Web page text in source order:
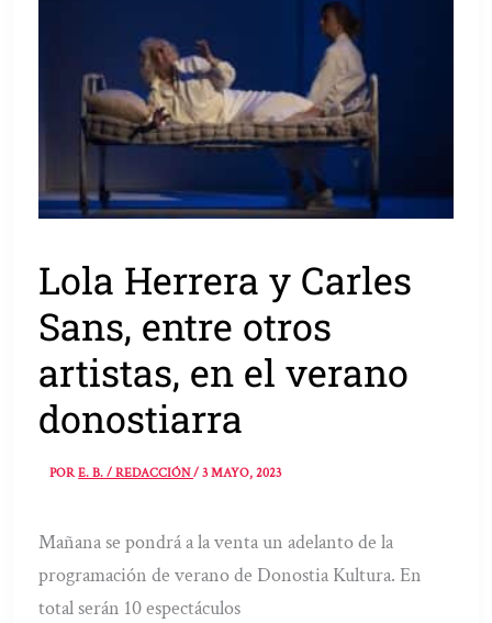
Lola Herrera y Carles
Sans, entre otros
artistas, en el verano
donostiarra
PORE. B. / REDACCIÓN/3 MAYO, 2023
Mañana se pondrá a la venta un adelanto de la
programación de verano de Donostia Kultura. En
total serán 10 espectáculos